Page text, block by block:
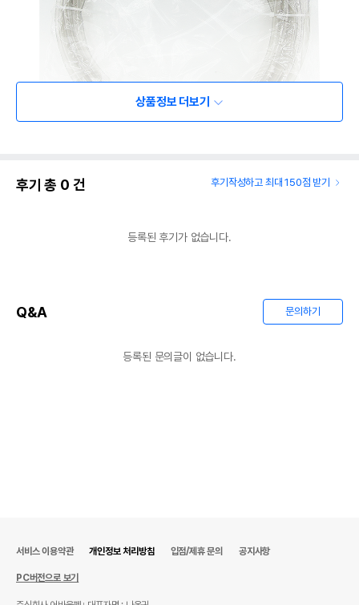
AS책임자와 전화번호
전화번호
상품정보 더보기
후기 총 0 건 후기작성하고 최대 150점 받기
등록된 후기가 없습니다.
Q&A 문의하기
등록된 문의글이 없습니다.
서비스 이용약관 개인정보 처리방침 입점/제휴 문의 공지사항
PC버전으로 보기